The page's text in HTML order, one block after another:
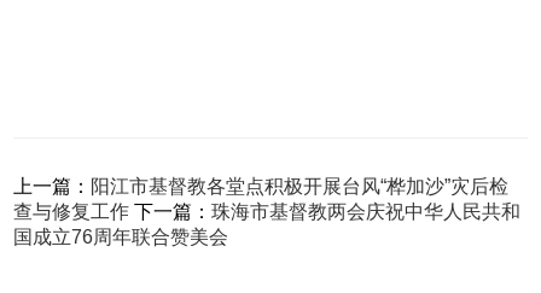
上一篇： 阳江市基督教各堂点积极开展台风“桦加沙”灾后检
查与修复工作 下一篇：珠海市基督教两会庆祝中华人民共和
国成立76周年联合赞美会